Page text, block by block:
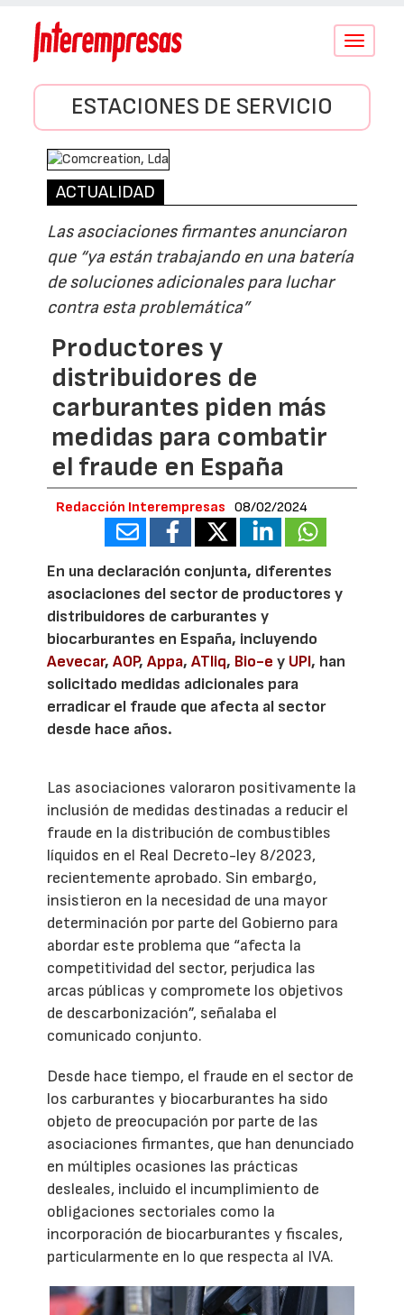
Conmutar
ESTACIONES DE SERVICIO
ACTUALIDAD
Las asociaciones firmantes anunciaron
que “ya están trabajando en una batería
de soluciones adicionales para luchar
contra esta problemática”
Productores y
distribuidores de
carburantes piden más
medidas para combatir
el fraude en España
Redacción Interempresas 08/02/2024
En una declaración conjunta, diferentes
asociaciones del sector de productores y
distribuidores de carburantes y
biocarburantes en España, incluyendo
Aevecar,AOP,Appa,ATliq, Bio-e y UPI, han
solicitado medidas adicionales para
erradicar el fraude que afecta al sector
desde hace años.
Las asociaciones valoraron positivamente la
inclusión de medidas destinadas a reducir el
fraude en la distribución de combustibles
líquidos en el Real Decreto-ley 8/2023,
recientemente aprobado. Sin embargo,
insistieron en la necesidad de una mayor
determinación por parte del Gobierno para
abordar este problema que “afecta la
competitividad del sector, perjudica las
arcas públicas y compromete los objetivos
de descarbonización”, señalaba el
comunicado conjunto.
Desde hace tiempo, el fraude en el sector de
los carburantes y biocarburantes ha sido
objeto de preocupación por parte de las
asociaciones firmantes, que han denunciado
en múltiples ocasiones las prácticas
desleales, incluido el incumplimiento de
obligaciones sectoriales como la
incorporación de biocarburantes y fiscales,
particularmente en lo que respecta al IVA.